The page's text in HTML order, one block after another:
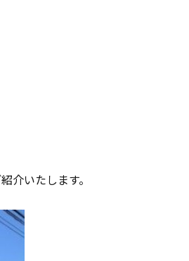
介いたします。